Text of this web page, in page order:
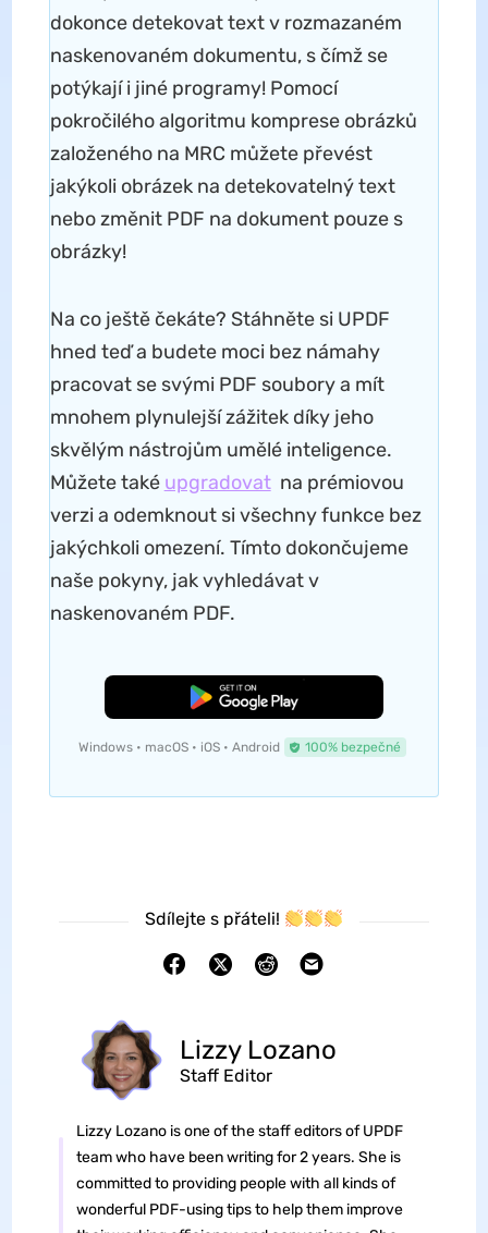
dokonce detekovat text v rozmazaném
naskenovaném dokumentu, s čímž se
potýkají i jiné programy! Pomocí
pokročilého algoritmu komprese obrázků
založeného na MRC můžete převést
jakýkoli obrázek na detekovatelný text
nebo změnit PDF na dokument pouze s
obrázky!
Na co ještě čekáte? Stáhněte si UPDF
hned teď a budete moci bez námahy
pracovat se svými PDF soubory a mít
mnohem plynulejší zážitek díky jeho
skvělým nástrojům umělé inteligence.
Můžete také upgradovatna prémiovou
verzi a odemknout si všechny funkce bez
jakýchkoli omezení. Tímto dokončujeme
naše pokyny, jak vyhledávat v
naskenovaném PDF.
Bezplatné stažení
Windows • macOS • iOS • Android 100% bezpečné
Sdílejte s přáteli!
Lizzy Lozano
Staff Editor
Lizzy Lozano is one of the staff editors of UPDF
team who have been writing for 2 years. She is
committed to providing people with all kinds of
wonderful PDF-using tips to help them improve